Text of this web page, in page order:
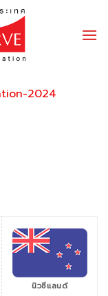
2024
นิวซีแลนด์